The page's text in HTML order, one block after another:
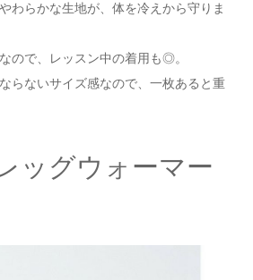
わらかな生地が、体を冷えから守りま
ので、レッスン中の着用も◎。
らないサイズ感なので、一枚あると重
ッグウォーマー